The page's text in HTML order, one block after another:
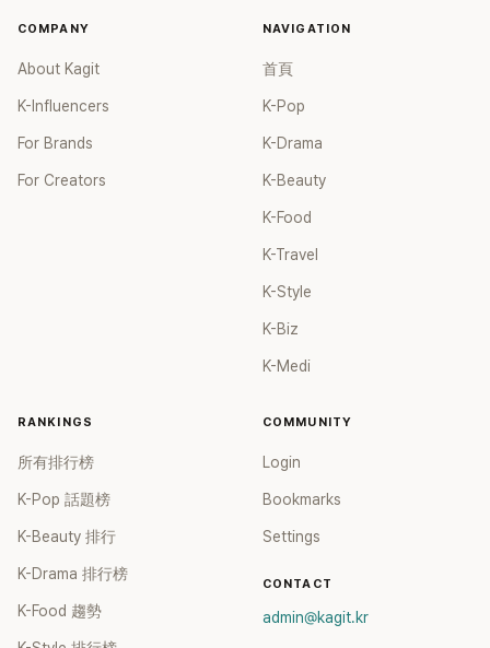
COMPANY
About Kagit
K-Influencers
For Brands
For Creators
NAVIGATION
首頁
K-Pop
K-Drama
K-Beauty
K-Food
K-Travel
K-Style
K-Biz
K-Medi
RANKINGS
所有排行榜
K-Pop 話題榜
K-Beauty 排行
K-Drama 排行榜
K-Food 趨勢
COMMUNITY
Login
Bookmarks
Settings
CONTACT
admin@kagit.kr